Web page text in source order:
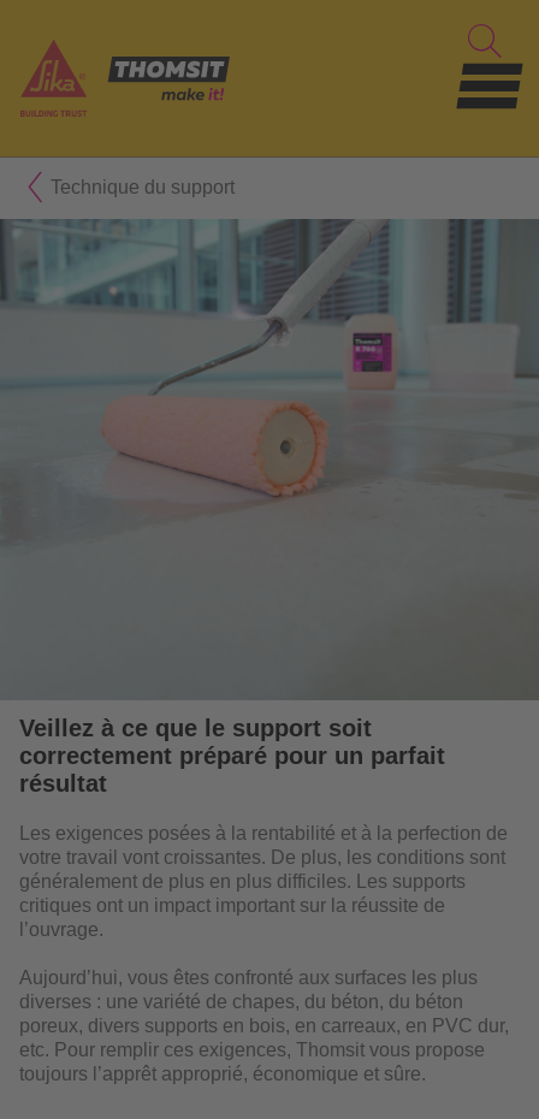
Technique du support
Veillez à ce que le support soit
correctement préparé pour un parfait
résultat
Les exigences posées à la rentabilité et à la perfection de
votre travail vont croissantes. De plus, les conditions sont
généralement de plus en plus difficiles. Les supports
critiques ont un impact important sur la réussite de
l’ouvrage.
Aujourd’hui, vous êtes confronté aux surfaces les plus
diverses : une variété de chapes, du béton, du béton
poreux, divers supports en bois, en carreaux, en PVC dur,
etc. Pour remplir ces exigences, Thomsit vous propose
toujours l’apprêt approprié, économique et sûre.